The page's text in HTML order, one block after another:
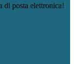
di posta elettronica!